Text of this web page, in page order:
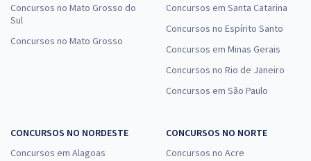
Concursos no Mato Grosso do
Sul
Concursos no Mato Grosso
Concursos em Santa Catarina
Concursos no Espírito Santo
Concursos em Minas Gerais
Concursos no Rio de Janeiro
Concursos em São Paulo
CONCURSOS NO NORDESTE
Concursos em Alagoas
CONCURSOS NO NORTE
Concursos no Acre